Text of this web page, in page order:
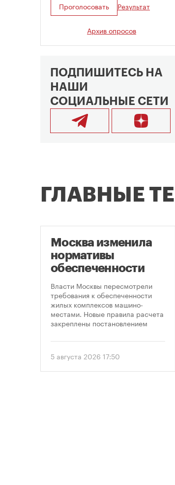
Проголосовать Результат
Архив опросов
ПОДПИШИТЕСЬ НА
НАШИ
СОЦИАЛЬНЫЕ СЕТИ
ГЛАВНЫЕ
Москва изменила
нормативы
обеспеченности
новостроек
парковками
Власти Москвы пересмотрели
требования к обеспеченности
жилых комплексов машино-
местами. Новые правила расчета
закреплены постановлением
от 5 августа 2026 года. Документ
подход к определению
необходимого количества
5 августа 2026 17:50